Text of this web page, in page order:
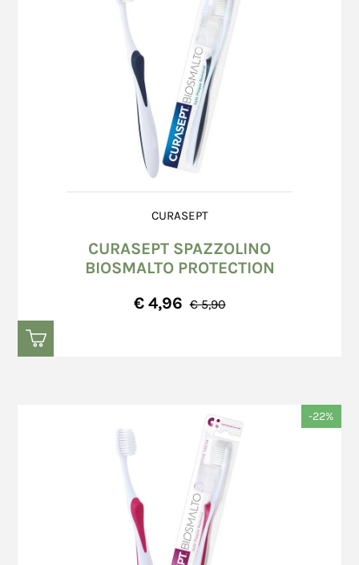
CURASEPT
CURASEPT SPAZZOLINO
BIOSMALTO PROTECTION
€ 4,96 € 5,90
-22%